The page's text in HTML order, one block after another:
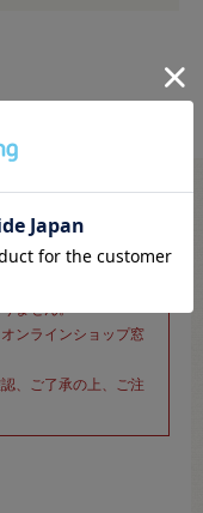
文専用ページです※
細および商品コード
ジです。
ンラインショップ窓
、ご了承の上、ご注